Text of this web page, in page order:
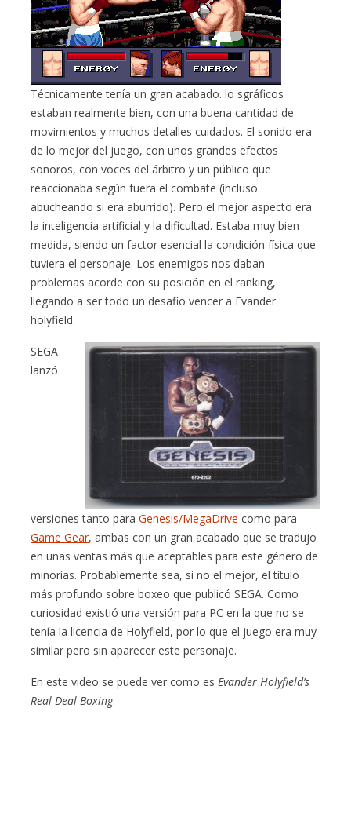
Técnicamente tenía un gran acabado. lo sgráficos
estaban realmente bien, con una buena cantidad de
movimientos y muchos detalles cuidados. El sonido era
de lo mejor del juego, con unos grandes efectos
sonoros, con voces del árbitro y un público que
reaccionaba según fuera el combate (incluso
abucheando si era aburrido). Pero el mejor aspecto era
la inteligencia artificial y la dificultad. Estaba muy bien
medida, siendo un factor esencial la condición física que
tuviera el personaje. Los enemigos nos daban
problemas acorde con su posición en el ranking,
llegando a ser todo un desafio vencer a Evander
holyfield.
SEGA
lanzó
versiones tanto paraGenesis/MegaDrive como para
Game Gear, ambas con un gran acabado que se tradujo
en unas ventas más que aceptables para este género de
minorías. Probablemente sea, si no el mejor, el título
más profundo sobre boxeo que publicó SEGA. Como
curiosidad existió una versión para PC en la que no se
tenía la licencia de Holyfield, por lo que el juego era muy
similar pero sin aparecer este personaje.
En este video se puede ver como es Evander Holyfield’s
Real Deal Boxing: